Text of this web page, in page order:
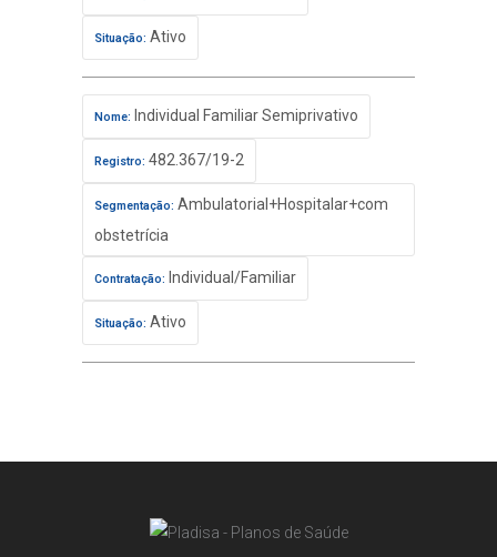
Situação: Ativo
Nome: Individual Familiar Semiprivativo
Registro: 482.367/19-2
Segmentação: Ambulatorial+Hospitalar+com
obstetrícia
Contratação: Individual/Familiar
Situação: Ativo